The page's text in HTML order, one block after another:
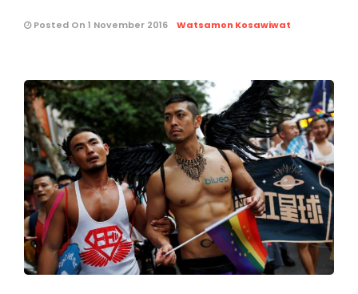
Posted On 1 November 2016 Watsamon Kosawiwat